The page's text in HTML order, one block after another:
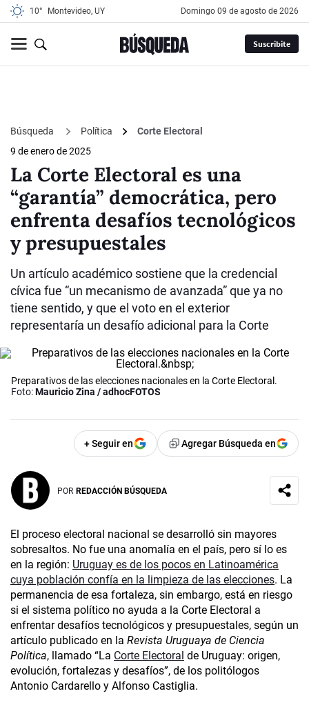
10° Montevideo, UY domingo 09 de agosto de 2026
Suscribite
Búsqueda Política
Corte Electoral
9 de enero de 2025
La Corte Electoral es una
“garantía” democrática, pero
enfrenta desafíos tecnológicos
y presupuestales
Un artículo académico sostiene que la credencial
cívica fue “un mecanismo de avanzada” que ya no
tiene sentido, y que el voto en el exterior
representaría un desafío adicional para la Corte
Preparativos de las elecciones nacionales en la Corte Electoral.
Foto:Mauricio Zina / adhocFOTOS
+ Seguir en Agregar Búsqueda en
POR REDACCIÓN BÚSQUEDA
El proceso electoral nacional se desarrolló sin mayores
sobresaltos. No fue una anomalía en el país, pero sí lo es
en la región: Uruguay es de los pocos en Latinoamérica
cuya población confía en la limpieza de las elecciones. La
permanencia de esa fortaleza, sin embargo, está en riesgo
si el sistema político no ayuda a la Corte Electoral a
enfrentar desafíos tecnológicos y presupuestales, según un
artículo publicado en la Revista Uruguaya de Ciencia
Política, llamado “La Corte Electoral de Uruguay: origen,
evolución, fortalezas y desafíos”, de los politólogos
Antonio Cardarello y Alfonso Castiglia.